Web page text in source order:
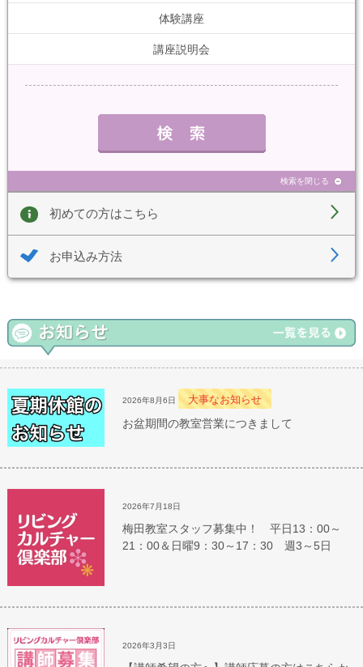
体験講座
講座説明会
検索を閉じる
初めての方はこちら
お申込み方法
2026年8月6日 大事なお知らせ
お盆期間の教室営業につきまして
2026年7月18日
梅田教室スタッフ募集中！ 平日13：00～
21：00＆日曜9：30～17：30 週3～5日
2026年3月3日